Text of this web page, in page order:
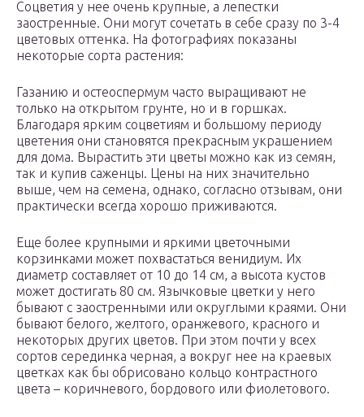
Соцветия у нее очень крупные, а лепестки
заостренные. Они могут сочетать в себе сразу по 3-4
цветовых оттенка. На фотографиях показаны
некоторые сорта растения:
Газанию и остеоспермум часто выращивают не
только на открытом грунте, но и в горшках.
Благодаря ярким соцветиям и большому периоду
цветения они становятся прекрасным украшением
для дома. Вырастить эти цветы можно как из семян,
так и купив саженцы. Цены на них значительно
выше, чем на семена, однако, согласно отзывам, они
практически всегда хорошо приживаются.
Еще более крупными и яркими цветочными
корзинками может похвастаться венидиум. Их
диаметр составляет от 10 до 14 см, а высота кустов
может достигать 80 см. Язычковые цветки у него
бывают с заостренными или округлыми краями. Они
бывают белого, желтого, оранжевого, красного и
некоторых других цветов. При этом почти у всех
сортов серединка черная, а вокруг нее на краевых
цветках как бы обрисовано кольцо контрастного
цвета – коричневого, бордового или фиолетового.